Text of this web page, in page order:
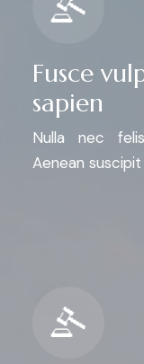
Fusce
sapien
Nulla nec
Aenean suscipit